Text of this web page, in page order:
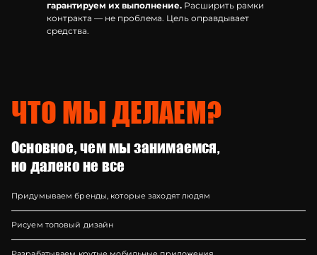
гарантируем их выполнение. Расширить рамки
контракта — не проблема. Цель оправдывает
средства.
ЧТО МЫ ДЕЛАЕМ?
Основное, чем мы занимаемся,
но далеко не все
Придумываем бренды, которые заходят людям
Рисуем топовый дизайн